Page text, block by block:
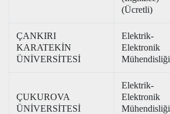
(Ücretli)
ÇANKIRI
KARATEKİN
ÜNİVERSİTESİ
Elektrik-
Elektronik
Mühendisliği
ÇUKUROVA
ÜNİVERSİTESİ
Elektrik-
Elektronik
Mühendisliği